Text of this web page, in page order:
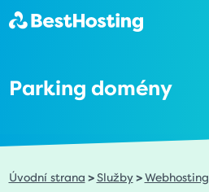
Parking domény
Úvodní strana >Služby>Webhosting